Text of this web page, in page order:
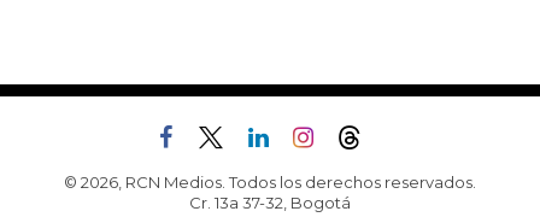
© 2026, RCN Medios. Todos los derechos reservados.
Cr. 13a 37-32, Bogotá